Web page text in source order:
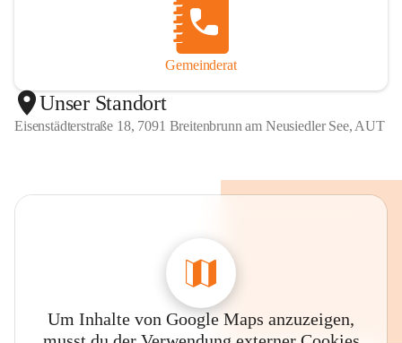
Gemeinderat
Unser Standort
Eisenstädterstraße 18, 7091 Breitenbrunn am Neusiedler See, AUT
Um Inhalte von Google Maps anzuzeigen,